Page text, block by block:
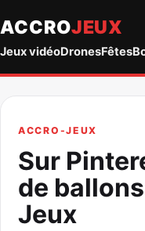
ACCROJEUX
Jeux vidéoDronesFêtes
ACCRO-JEUX
Sur
de
Jeux